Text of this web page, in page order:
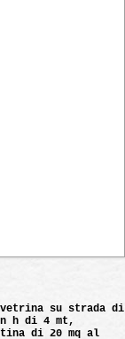
su strada di
h di 4 mt,
di 20 mq al